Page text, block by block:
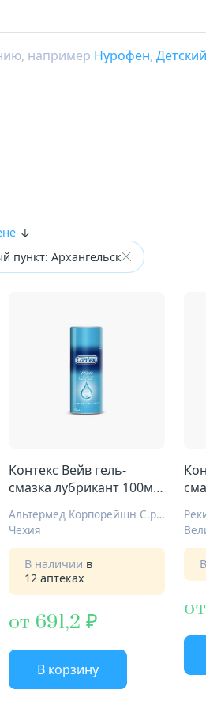
например Нурофен,
пункт: Архангельск
Контекс Вейв гель-
смазка лубрикант 100мл
Альтермед Корпорейшн С.р.О
Чехия
В наличии в
12 аптеках
от 691,2
В корзину